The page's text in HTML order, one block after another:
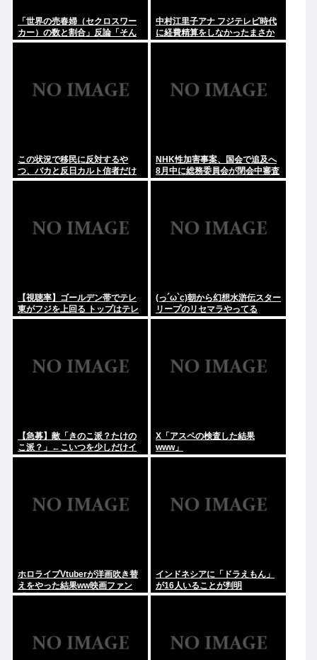
「世界の売春婦（セクロスワー
カー）の数と割合」反論「そん
なはずはない日本は上位なはず
中村江里子アナ フジテレビ時代
に経費精算をしなかったまさか
の理由明かす
この状況で移民に反対するや
つ、バカと反日カルト信者だけ
だと話題に
NHK性加害事案、国会で追及へ
8月中に総務委員会が閉会中審査
も
【視聴率】ゴールデン帯でテレ
東がフジを上回る トップはテレ
朝
(っ´ω`c)朝から幻想水滸伝スター
リープのリセマラやってる
【急募】敵「きのこ派？たけの
こ派？」←こいつを少しだけイ
ラつかせる回答
X「アスペの検査した結果
www」
ホロライブVtuberが洋画吹き替
えをやった結果ww映画ファン
「解釈一致すぎる」
インドネシアに「ドラえもん」
が16人いることが判明